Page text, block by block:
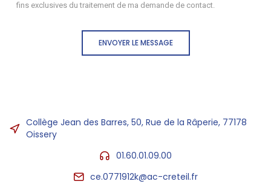
fins exclusives du traitement de ma demande de contact.
ENVOYER LE MESSAGE
Collège Jean des Barres, 50, Rue de la Râperie, 77178
Oissery
01.60.01.09.00
ce.0771912k@ac-creteil.fr